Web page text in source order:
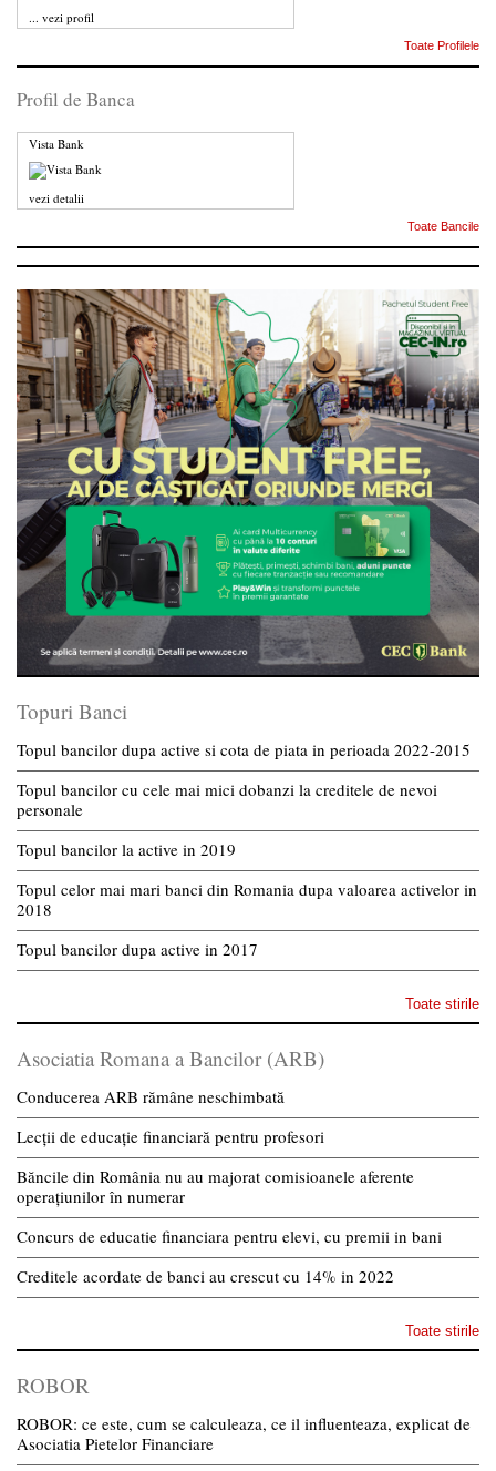
... vezi profil
Toate Profilele
Profil de Banca
Vista Bank
vezi detalii
Toate Bancile
Topuri Banci
Topul bancilor dupa active si cota de piata in perioada 2022-2015
Topul bancilor cu cele mai mici dobanzi la creditele de nevoi
personale
Topul bancilor la active in 2019
Topul celor mai mari banci din Romania dupa valoarea activelor in
2018
Topul bancilor dupa active in 2017
Toate stirile
Asociatia Romana a Bancilor (ARB)
Conducerea ARB rămâne neschimbată
Lecții de educație financiară pentru profesori
Băncile din România nu au majorat comisioanele aferente
operațiunilor în numerar
Concurs de educatie financiara pentru elevi, cu premii in bani
Creditele acordate de banci au crescut cu 14% in 2022
Toate stirile
ROBOR
ROBOR: ce este, cum se calculeaza, ce il influenteaza, explicat de
Asociatia Pietelor Financiare